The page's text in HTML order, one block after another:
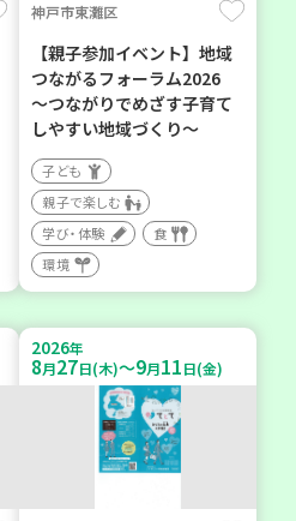
神戸市東灘区
【親子参加イベント】地域
つながるフォーラム2026
～つながりでめざす子育て
しやすい地域づくり～
子ども
親子で楽しむ
学び・体験
食
環境
2026年
8月27日(木)～9月11日(金)